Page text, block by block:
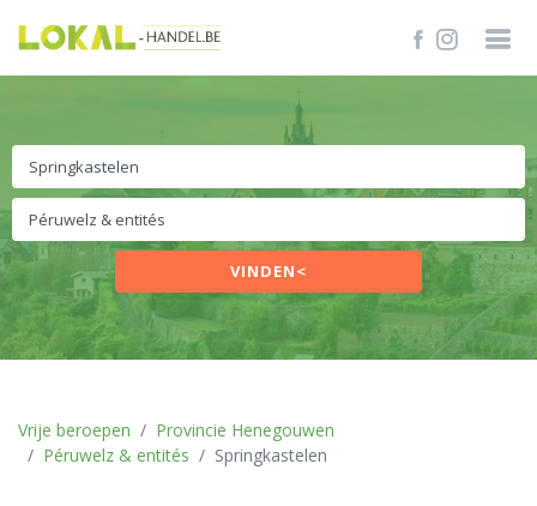
VINDEN<
Vrije beroepen
Provincie Henegouwen
Péruwelz & entités
Springkastelen